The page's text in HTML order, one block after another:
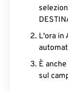
L'ora in
È
sul